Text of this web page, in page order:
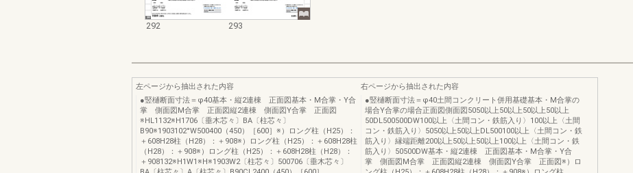
292 293
左ページから抽出された内容
●竪樋断面寸法＝φ40基本・縦2連棟 正面図基本・M合掌・Y合
掌 側面図M合掌 正面図縦2連棟 側面図Y合掌 正面図
※HL1132※H1706〔垂木芯々〕BA〔柱芯々〕
B90※1903102°W500400（450）［600］※）ロング柱（H25）：
＋608H28柱（H28）：＋908※）ロング柱（H25）：＋608H28柱
（H28）：＋908※）ロング柱（H25）：＋608H28柱（H28）：
＋908132※H1W1※H※1903W2〔柱芯々〕500706〔垂木芯々〕
右ページから抽出された内容
●竪樋断面寸法＝φ40土間コンクリート併用基礎基本・M合掌の
場合Y合掌の場合正面図側面図5050以上50以上50以上50以上
50DL500500DW100以上〈土間コン・鉄筋入り〉100以上〈土間
コン・鉄筋入り〉5050以上50以上DL500100以上〈土間コン・鉄
筋入り〉縁端距離200以上50以上50以上100以上〈土間コン・鉄
筋入り〉50500DW基本・縦2連棟 正面図基本・M合掌・Y合
掌 側面図M合掌 正面図縦2連棟 側面図Y合掌 正面図※）ロ